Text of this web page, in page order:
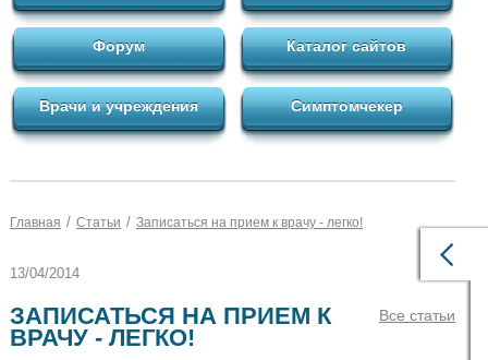
Форум Каталог сайтов
Врачи и учреждения Симптомчекер
Главная / Статьи / Записаться на прием к врачу - легко!
13/04/2014
Все статьи
ЗАПИСАТЬСЯ НА ПРИЕМ К
ВРАЧУ - ЛЕГКО!